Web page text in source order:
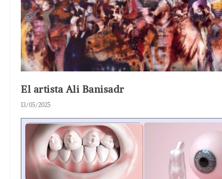
El artista Ali Banisadr
13/05/2025